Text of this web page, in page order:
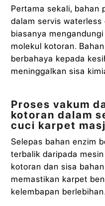
Pertama sekali, bahan
dalam servis
biasanya
molekul kotoran.
berbahaya kepada
meninggalkan sisa
Proses vakum
kotoran dalam
cuci karpet
Selepas bahan enzim
terbalik daripada
kotoran dan sisa
memastikan karpet
kelembapan berlebihan.